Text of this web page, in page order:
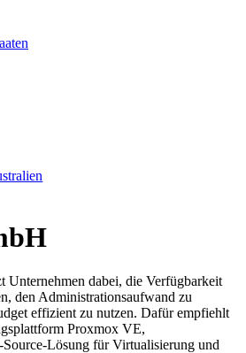
Unternehmen dabei, die Verfügbarkeit
den Administrationsaufwand zu
effizient zu nutzen. Dafür empfiehlt
Proxmox VE,
Source-Lösung für Virtualisierung und